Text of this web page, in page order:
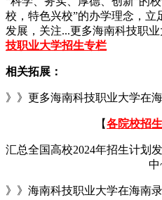
校，特色兴校”的办学理念，立
发展，关注...更多海南科技职
技职业大学招生专栏
相关拓展：
》》更多海南科技职业大学在
【各院校招
汇总全国高校2024年招生计划
中
》》海南科技职业大学在海南